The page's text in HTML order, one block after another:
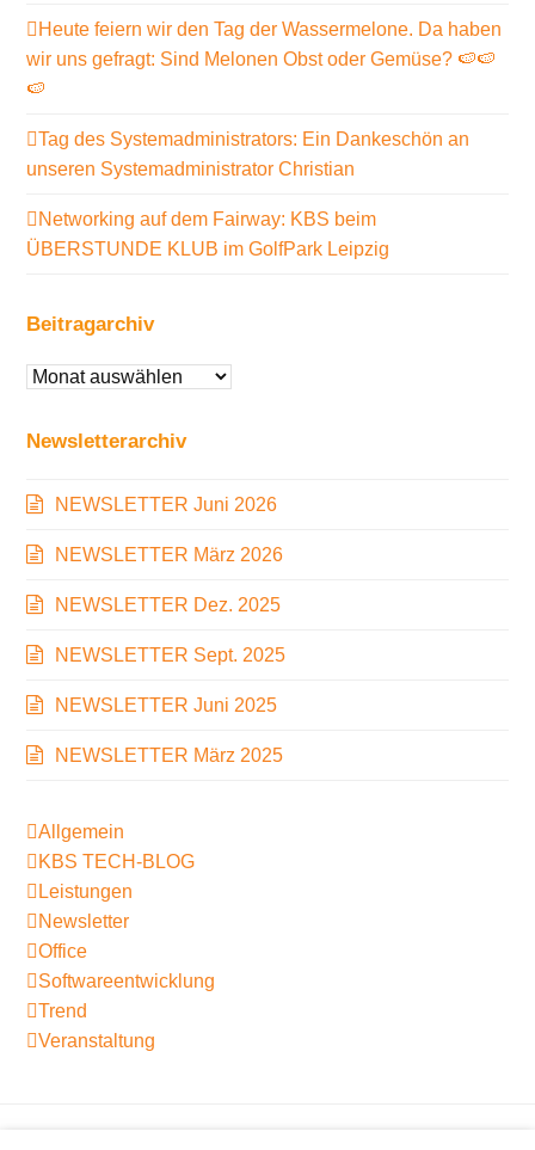
Heute feiern wir den Tag der Wassermelone. Da haben
wir uns gefragt: Sind Melonen Obst oder Gemüse? 🍉🍉
🍉
Tag des Systemadministrators: Ein Dankeschön an
unseren Systemadministrator Christian
Networking auf dem Fairway: KBS beim
ÜBERSTUNDE KLUB im GolfPark Leipzig
Beitragarchiv
Beitragarchiv
Newsletterarchiv
NEWSLETTER Juni 2026
NEWSLETTER März 2026
NEWSLETTER Dez. 2025
NEWSLETTER Sept. 2025
NEWSLETTER Juni 2025
NEWSLETTER März 2025
Allgemein
KBS TECH-BLOG
Leistungen
Newsletter
Office
Softwareentwicklung
Trend
Veranstaltung